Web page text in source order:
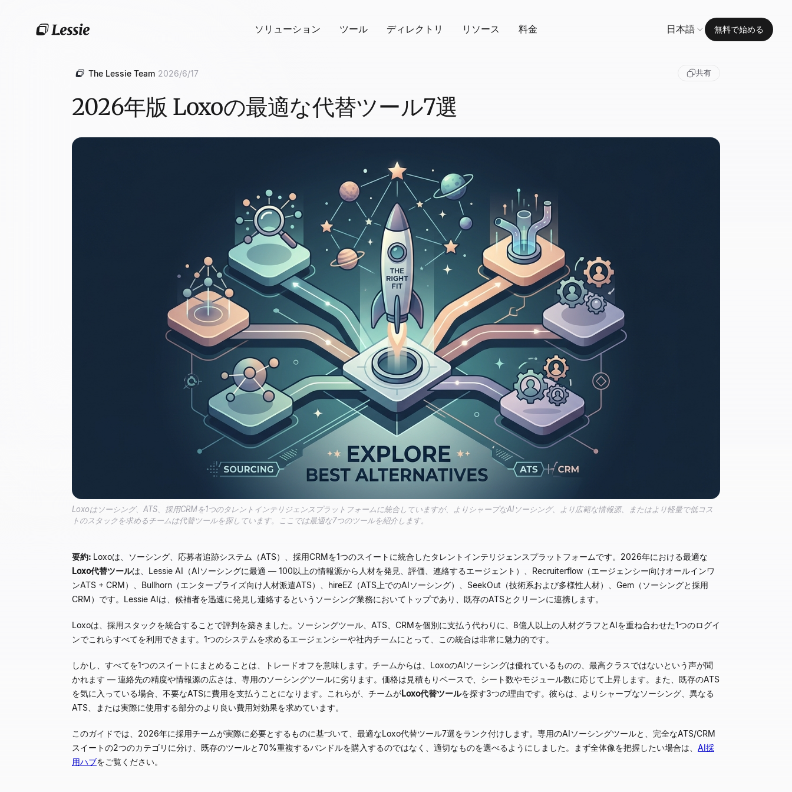
ソリューション ツール ディレクトリ リソース 料金 日本語 無料で始める
The Lessie Team 2026/6/17 共有
2026年版 Loxoの最適な代替ツール7選
Loxoはソーシング、ATS、採用CRMを1つのタレントインテリジェンスプラットフォームに統合していますが、よりシャープなAIソーシング、より広範な情報源、またはより軽量で低コス
トのスタックを求めるチームは代替ツールを探しています。ここでは最適な7つのツールを紹介します。
要約: Loxoは、ソーシング、応募者追跡システム（ATS）、採用CRMを1つのスイートに統合したタレントインテリジェンスプラットフォームです。2026年における最適な
Loxo代替ツールは、Lessie AI（AIソーシングに最適 — 100以上の情報源から人材を発見、評価、連絡するエージェント）、Recruiterflow（エージェンシー向けオールインワ
ンATS + CRM）、Bullhorn（エンタープライズ向け人材派遣ATS）、hireEZ（ATS上でのAIソーシング）、SeekOut（技術系および多様性人材）、Gem（ソーシングと採用
CRM）です。Lessie AIは、候補者を迅速に発見し連絡するというソーシング業務においてトップであり、既存のATSとクリーンに連携します。
Loxoは、採用スタックを統合することで評判を築きました。ソーシングツール、ATS、CRMを個別に支払う代わりに、8億人以上の人材グラフとAIを重ね合わせた1つのログイ
ンでこれらすべてを利用できます。1つのシステムを求めるエージェンシーや社内チームにとって、この統合は非常に魅力的です。
しかし、すべてを1つのスイートにまとめることは、トレードオフを意味します。チームからは、LoxoのAIソーシングは優れているものの、最高クラスではないという声が聞
かれます — 連絡先の精度や情報源の広さは、専用のソーシングツールに劣ります。価格は見積もりベースで、シート数やモジュール数に応じて上昇します。また、既存のATS
を気に入っている場合、不要なATSに費用を支払うことになります。これらが、チームがLoxo代替ツールを探す3つの理由です。彼らは、よりシャープなソーシング、異なる
ATS、または実際に使用する部分のより良い費用対効果を求めています。
このガイドでは、2026年に採用チームが実際に必要とするものに基づいて、最適なLoxo代替ツール7選をランク付けします。専用のAIソーシングツールと、完全なATS/CRM
スイートの2つのカテゴリに分け、既存のツールと70%重複するバンドルを購入するのではなく、適切なものを選べるようにしました。まず全体像を把握したい場合は、 AI採
用ハブをご覧ください。